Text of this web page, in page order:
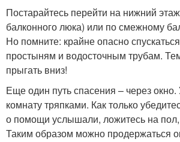
Постарайтесь перейти на нижний
балконного люка) или по смежному
Но помните: крайне опасно
простыням и водосточным трубам.
прыгать вниз!
Еще один путь спасения – через окно.
комнату тряпками. Как только
о помощи услышали, ложитесь на
Таким образом можно продержаться